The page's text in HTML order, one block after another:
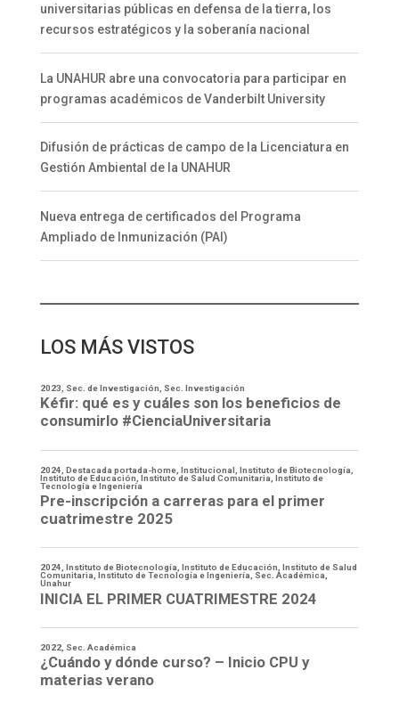
universitarias públicas en defensa de la tierra, los
recursos estratégicos y la soberanía nacional
La UNAHUR abre una convocatoria para participar en
programas académicos de Vanderbilt University
Difusión de prácticas de campo de la Licenciatura en
Gestión Ambiental de la UNAHUR
Nueva entrega de certificados del Programa
Ampliado de Inmunización (PAI)
LOS MÁS VISTOS